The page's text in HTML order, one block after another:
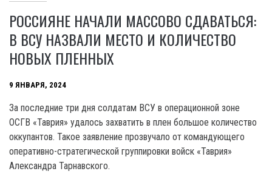
РОССИЯНЕ НАЧАЛИ МАССОВО СДАВАТЬСЯ:
В ВСУ НАЗВАЛИ МЕСТО И КОЛИЧЕСТВО
НОВЫХ ПЛЕННЫХ
9 ЯНВАРЯ, 2024
За последние три дня солдатам ВСУ в операционной зоне
ОСГВ «Таврия» удалось захватить в плен большое количество
оккупантов. Такое заявление прозвучало от командующего
оперативно-стратегической группировки войск «Таврия»
Александра Тарнавского.